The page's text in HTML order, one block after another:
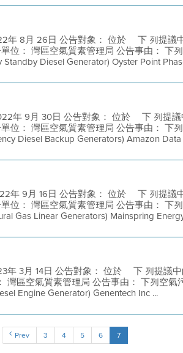
年 8月 26日 公告對象： 位於 離下 列提議
位： 灣區空氣質素管理局 公告事由： 下
Diesel Generator) Oyster Point
年 9月 30日 公告對象： 位於 離下 列提
位： 灣區空氣質素管理局 公告事由： 下
Diesel Backup Generators) Amazon Data
年 9月 16日 公告對象： 位於 離下 列提
位： 灣區空氣質素管理局 公告事由： 下
Gas Linear Generators) Mainspring
年 3月 14日 公告對象： 位於 離下 列提議
區空氣質素管理局 公告事由： 下列空氣
Engine Generator) Genentech Inc ...
Prev 3 4 5 6 7